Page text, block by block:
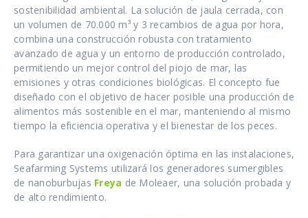
sostenibilidad ambiental. La solución de jaula cerrada, con
un volumen de 70.000 m³ y 3 recambios de agua por hora,
combina una construcción robusta con tratamiento
avanzado de agua y un entorno de producción controlado,
permitiendo un mejor control del piojo de mar, las
emisiones y otras condiciones biológicas. El concepto fue
diseñado con el objetivo de hacer posible una producción de
alimentos más sostenible en el mar, manteniendo al mismo
tiempo la eficiencia operativa y el bienestar de los peces.
Para garantizar una oxigenación óptima en las instalaciones,
Seafarming Systems utilizará los generadores sumergibles
de nanoburbujas Freya de Moleaer, una solución probada y
de alto rendimiento.